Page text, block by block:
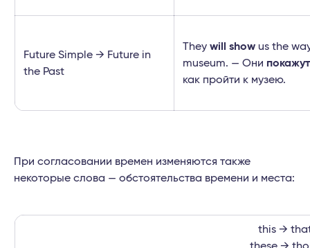
Future Simple → Future in
the Past
They will show us the
museum. — Они покажут
как пройти к музею.
При согласовании времен изменяются также
некоторые слова — обстоятельства времени и места:
this →